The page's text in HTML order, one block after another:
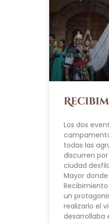
Los dos
todas las
discurren
ciudad
Mayor
un
realizarlo el
desarrollaba